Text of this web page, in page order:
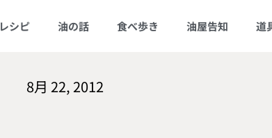
レシピ 油の話 食べ歩き 油屋告知 道
8月 22, 2012